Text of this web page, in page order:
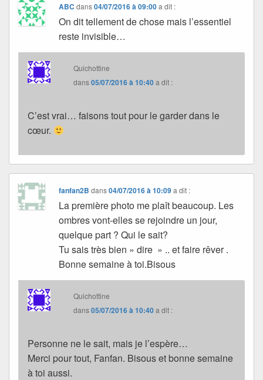
ABC dans04/07/2016 à 09:00 a dit :
On dit tellement de chose mais l’essentiel
reste invisible…
Quichottine
dans05/07/2016 à 10:40a dit :
C’est vrai… faisons tout pour le garder dans le
cœur.
fanfan2B dans04/07/2016 à 10:09 a dit :
La première photo me plaît beaucoup. Les
ombres vont-elles se rejoindre un jour,
quelque part ? Qui le sait?
Tu sais très bien » dire » .. et faire rêver .
Bonne semaine à toi.Bisous
Quichottine
dans05/07/2016 à 10:40a dit :
Personne ne le sait, mais je l’espère…
Merci pour tout, Fanfan. Bisous et bonne semaine
à toi aussi.